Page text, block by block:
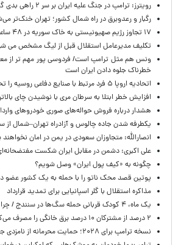
رویترز: ترامپ در جنگ علیه ایران بر سر ۲ راهی بدی گیر افتاده است
رگبار و رعدوبرق در راه شمال کشور؛ تهران خنک‌تر
۱۷ تجاوز رژیم صهیونیستی به خاک سوریه در ۴۸ ساعت گذشته
تکلیف مدیرعامل استقلال قبل از لیگ مشخص می
ونس هم مثل ترامپ است/ فردوسی پور مهم تر از
خطرناک جلوه دادن ایران است
اتحادیه اروپا ۵ فرد مرتبط با صنایع دفاعی روسیه را تحریم کرد
افزایش خطر ابتلا به سرطان مری با نوشیدن چای بالاتر از
هشدار درباره فروش حواله‌های صوری خودروهای
یکطرفه شدن جاده چالوس و آزادراه تهران–شمال از
انصارالله: متجاوزان سعودی در یمن در امان نخواهند
علی اکبری: دشمن در مقابل ایران شکست
چگونه به «کیف پول ایران» وصل شویم؟
پوتین قصد محک ناتو را با حمله به یک کشور عضو
مذاکره استقلال با گلر اسپانیایی برای تمدید قرارداد
یک ماه، ۴ کودک قربانی حمله سگ‌ها در سنندج / چرا حوادث تکرار می‌شود؟
۲ درصد از مشترکان ۱۰ درصد برق خانگی را مصرف می‌کنند!
نسخه ترامپ برای ۲۰۲۸؛ حمایت محرمانه از نامزدی جی‌دی ونس